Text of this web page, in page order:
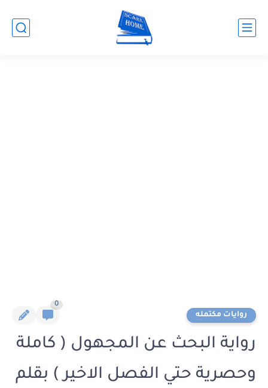
روايات مكتمله
0
رواية البحث عن المجهول ( كاملة
وحصرية حتي الفصل الاخير ) بقلم